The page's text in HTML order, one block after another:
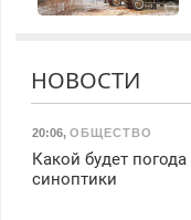
НОВОСТИ
20:06, ОБЩЕСТВО
Какой будет
синоптики